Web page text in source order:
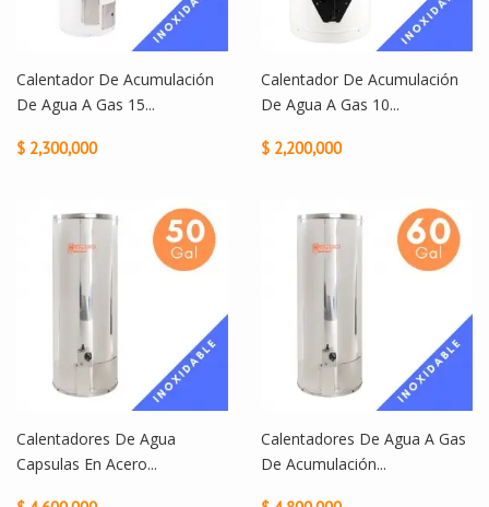
Calentador De Acumulación
De Agua A Gas 15...
$ 2,300,000
Calentador De Acumulación
De Agua A Gas 10...
$ 2,200,000
Calentadores De Agua
Capsulas En Acero...
Calentadores De Agua A Gas
De Acumulación...